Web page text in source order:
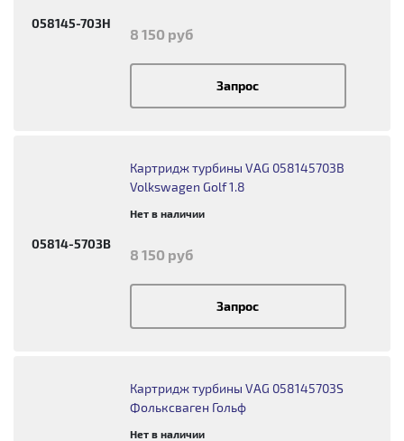
058145-703H
8 150 руб
Запрос
05814-5703B
Картридж турбины VAG 058145703B
Volkswagen Golf 1.8
Нет в наличии
8 150 руб
Запрос
Картридж турбины VAG 058145703S
Фольксваген Гольф
Нет в наличии